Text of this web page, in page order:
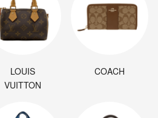
LOUIS
VUITTON
COACH